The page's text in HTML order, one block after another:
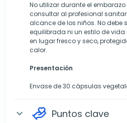
No utilizar durante el
consultar al profesional
alcance de los niños. No debe
equilibrada ni un estilo de
en lugar fresco y seco,
calor.
Presentación
Envase de 30 cápsulas
expand_more Puntos clave